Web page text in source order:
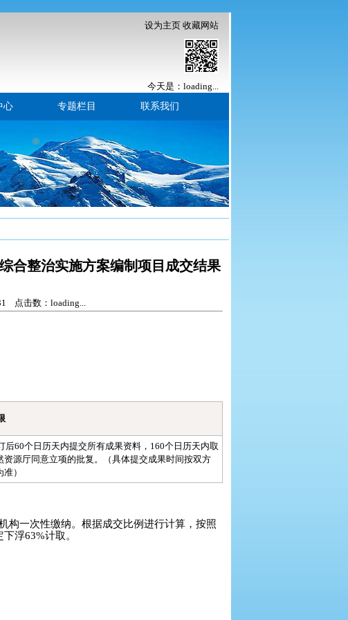
设为主页 收藏网站
今天是： loading...
心 专题栏目 联系我们
合整治实施方案编制项目成交结果
点击数： loading...
后60个日历天内提交所有成果资料，160个日历天内取
资源厅同意立项的批复。（具体提交成果时间按双方
）
构一次性缴纳。根据成交比例进行计算，按照
浮63%计取。